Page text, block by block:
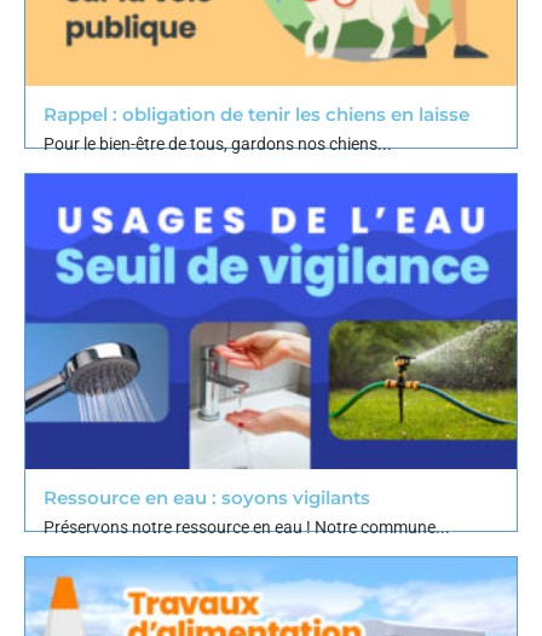
Rappel : obligation de tenir les chiens en laisse
Pour le bien-être de tous, gardons nos chiens...
Ressource en eau : soyons vigilants
Préservons notre ressource en eau ! Notre commune...